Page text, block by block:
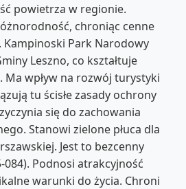
powietrza w regionie.
chroniąc cenne
Park Narodowy
Leszno, co kształtuje
wpływ na rozwój turystyki
tu ścisłe zasady ochrony
się do zachowania
Stanowi zielone płuca dla
Jest to bezcenny
084). Podnosi atrakcyjność
warunki do życia. Chroni